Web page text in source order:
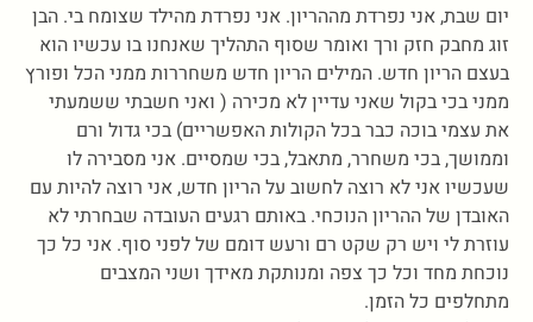
יום שבת, אני נפרדת מההריון. אני נפרדת מהילד שצומח בי. הבן
זוג מחבק חזק ורך ואומר שסוף התהליך שאנחנו בו עכשיו הוא
בעצם הריון חדש. המילים הריון חדש משחררות ממני הכל ופורץ
ממני בכי בקול שאני עדיין לא מכירה ( ואני חשבתי ששמעתי
את עצמי בוכה כבר בכל הקולות האפשריים) בכי גדול ורם
וממושך, בכי משחרר, מתאבל, בכי שמסיים. אני מסבירה לו
שעכשיו אני לא רוצה לחשוב על הריון חדש, אני רוצה להיות עם
האובדן של ההריון הנוכחי. באותם רגעים העובדה שבחרתי לא
עוזרת לי ויש רק שקט רם ורעש דומם של לפני סוף. אני כל כך
נוכחת מחד וכל כך צפה ומנותקת מאידך ושני המצבים
מתחלפים כל הזמן.